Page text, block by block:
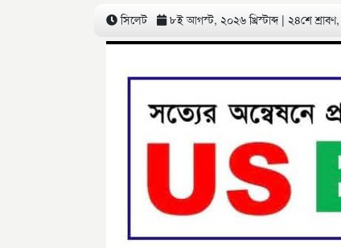
সিলেট ৮ই আগস্ট, ২০২৬ খ্রিস্টাব্দ | ২৪শে শ্রাবণ,